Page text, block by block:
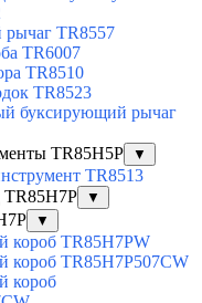
TR8557
TR6007
TR8510
TR8523
буксирующий рычаг
TR85H5P
▼
TR8513
▼
▼
короб TR85H7PW
короб TR85H7P507CW
короб